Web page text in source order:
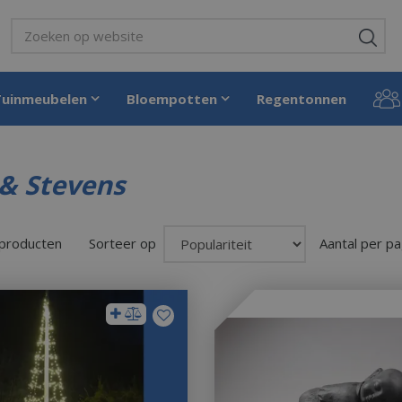
Bloempotten Regentonnen
Stevens
Aantal per
Sorteer op